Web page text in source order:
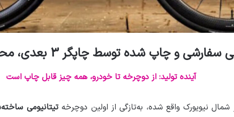
شده توسط چاپگر 3 بعدی، محدودیت‌ها را از بین می‌برد
آینده تولید: از دوچرخه تا خودرو، همه چیز قابل چاپ است
شمال نیویورک واقع شده، به‌تازگی از اولین دوچرخهتیتانیومی